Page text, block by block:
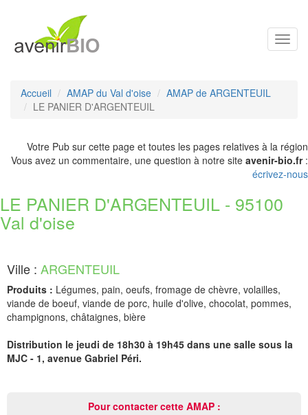
Accueil AMAP du Val d'oise
AMAP de ARGENTEUIL
LE PANIER D'ARGENTEUIL
Votre Pub sur cette page et toutes les pages relatives à la région
Vous avez un commentaire, une question à notre site avenir-bio.fr:
écrivez-nous
LE PANIER D'ARGENTEUIL - 95100
Val d'oise
Ville : ARGENTEUIL
Produits : Légumes, pain, oeufs, fromage de chèvre, volailles,
viande de boeuf, viande de porc, huile d'olive, chocolat, pommes,
champignons, châtaignes, bière
Distribution le jeudi de 18h30 à 19h45 dans une salle sous la
MJC - 1, avenue Gabriel Péri.
Pour contacter cette AMAP :